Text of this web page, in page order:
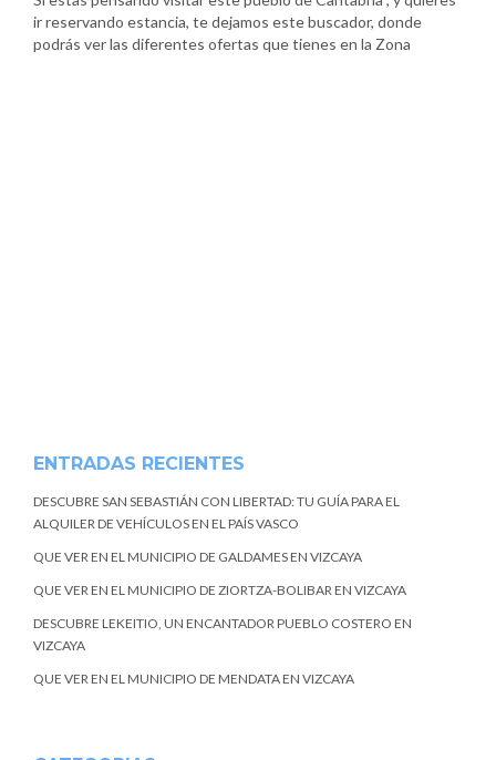
ir reservando estancia, te dejamos este buscador, donde
podrás ver las diferentes ofertas que tienes en la Zona
ENTRADAS RECIENTES
DESCUBRE SAN SEBASTIÁN CON LIBERTAD: TU GUÍA PARA EL
ALQUILER DE VEHÍCULOS EN EL PAÍS VASCO
QUE VER EN EL MUNICIPIO DE GALDAMES EN VIZCAYA
QUE VER EN EL MUNICIPIO DE ZIORTZA-BOLIBAR EN VIZCAYA
DESCUBRE LEKEITIO, UN ENCANTADOR PUEBLO COSTERO EN
VIZCAYA
QUE VER EN EL MUNICIPIO DE MENDATA EN VIZCAYA